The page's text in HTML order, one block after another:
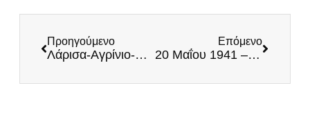
Προηγούμενο
Λάρισα-Αγρίνιο-Μενίδι Αττικής-Εύβοια: Εκδηλώσεις τιμής και μνήμης για την επέτειο της Γενοκτονίας των Ποντίων
Επόμενο
20 Μαΐου 1941 – Η Μάχη της Κρήτης